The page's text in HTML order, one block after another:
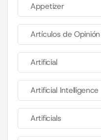
Appetizer
Artículos de Opinión
Artificial
Artificial Intelligence
Artificials